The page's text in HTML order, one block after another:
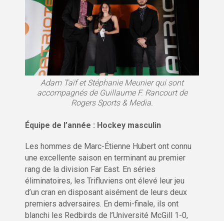
Adam Taïf et Stéphanie Meunier qui sont
accompagnés de Guillaume F. Rancourt de
Rogers Sports & Media.
Équipe de l’année : Hockey masculin
Les hommes de Marc-Étienne Hubert ont connu
une excellente saison en terminant au premier
rang de la division Far East. En séries
éliminatoires, les Trifluviens ont élevé leur jeu
d’un cran en disposant aisément de leurs deux
premiers adversaires. En demi-finale, ils ont
blanchi les Redbirds de l’Université McGill 1-0,